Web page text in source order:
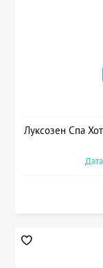
Луксозен Спа